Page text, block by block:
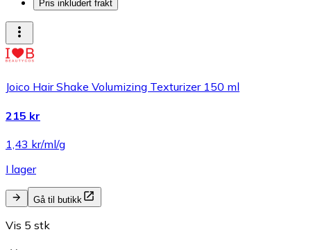
Pris inkludert frakt
Joico Hair Shake Volumizing Texturizer 150 ml
215 kr
1,43 kr/ml/g
I lager
Gå til butikk
Vis 5 stk